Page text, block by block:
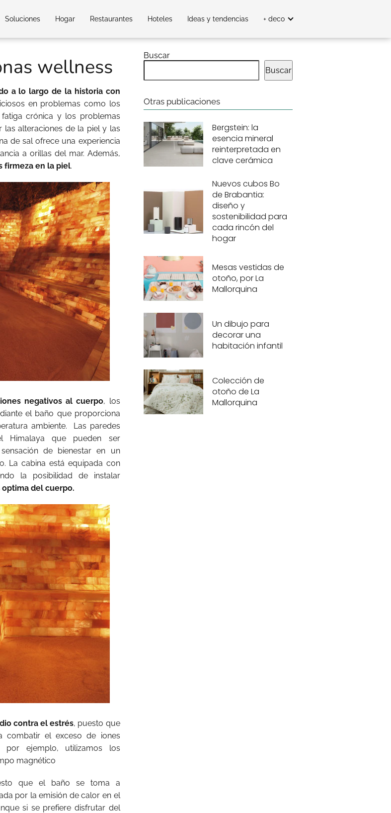
Soluciones Hogar Restaurantes Hoteles Ideas y tendencias + deco
wellness
a lo largo de la historia con
en problemas como los
crónica y los problemas
alteraciones de la piel y las
de sal ofrece una experiencia
a orillas del mar. Además,
firmeza en la piel.
negativos al cuerpo, los
el baño que proporciona
ambiente. Las paredes
Himalaya que pueden ser
de bienestar en un
La cabina está equipada con
la posibilidad de instalar
del cuerpo.
contra el estrés, puesto que
combatir el exceso de iones
por ejemplo, utilizamos los
magnético
que el baño se toma a
por la emisión de calor en el
si se prefiere disfrutar del
Buscar
Buscar
Otras publicaciones
Bergstein: la
esencia mineral
reinterpretada en
clave cerámica
Nuevos cubos Bo
de Brabantia:
diseño y
sostenibilidad para
cada rincón del
hogar
Mesas vestidas de
otoño, por La
Mallorquina
Un dibujo para
decorar una
habitación infantil
Colección de
otoño de La
Mallorquina